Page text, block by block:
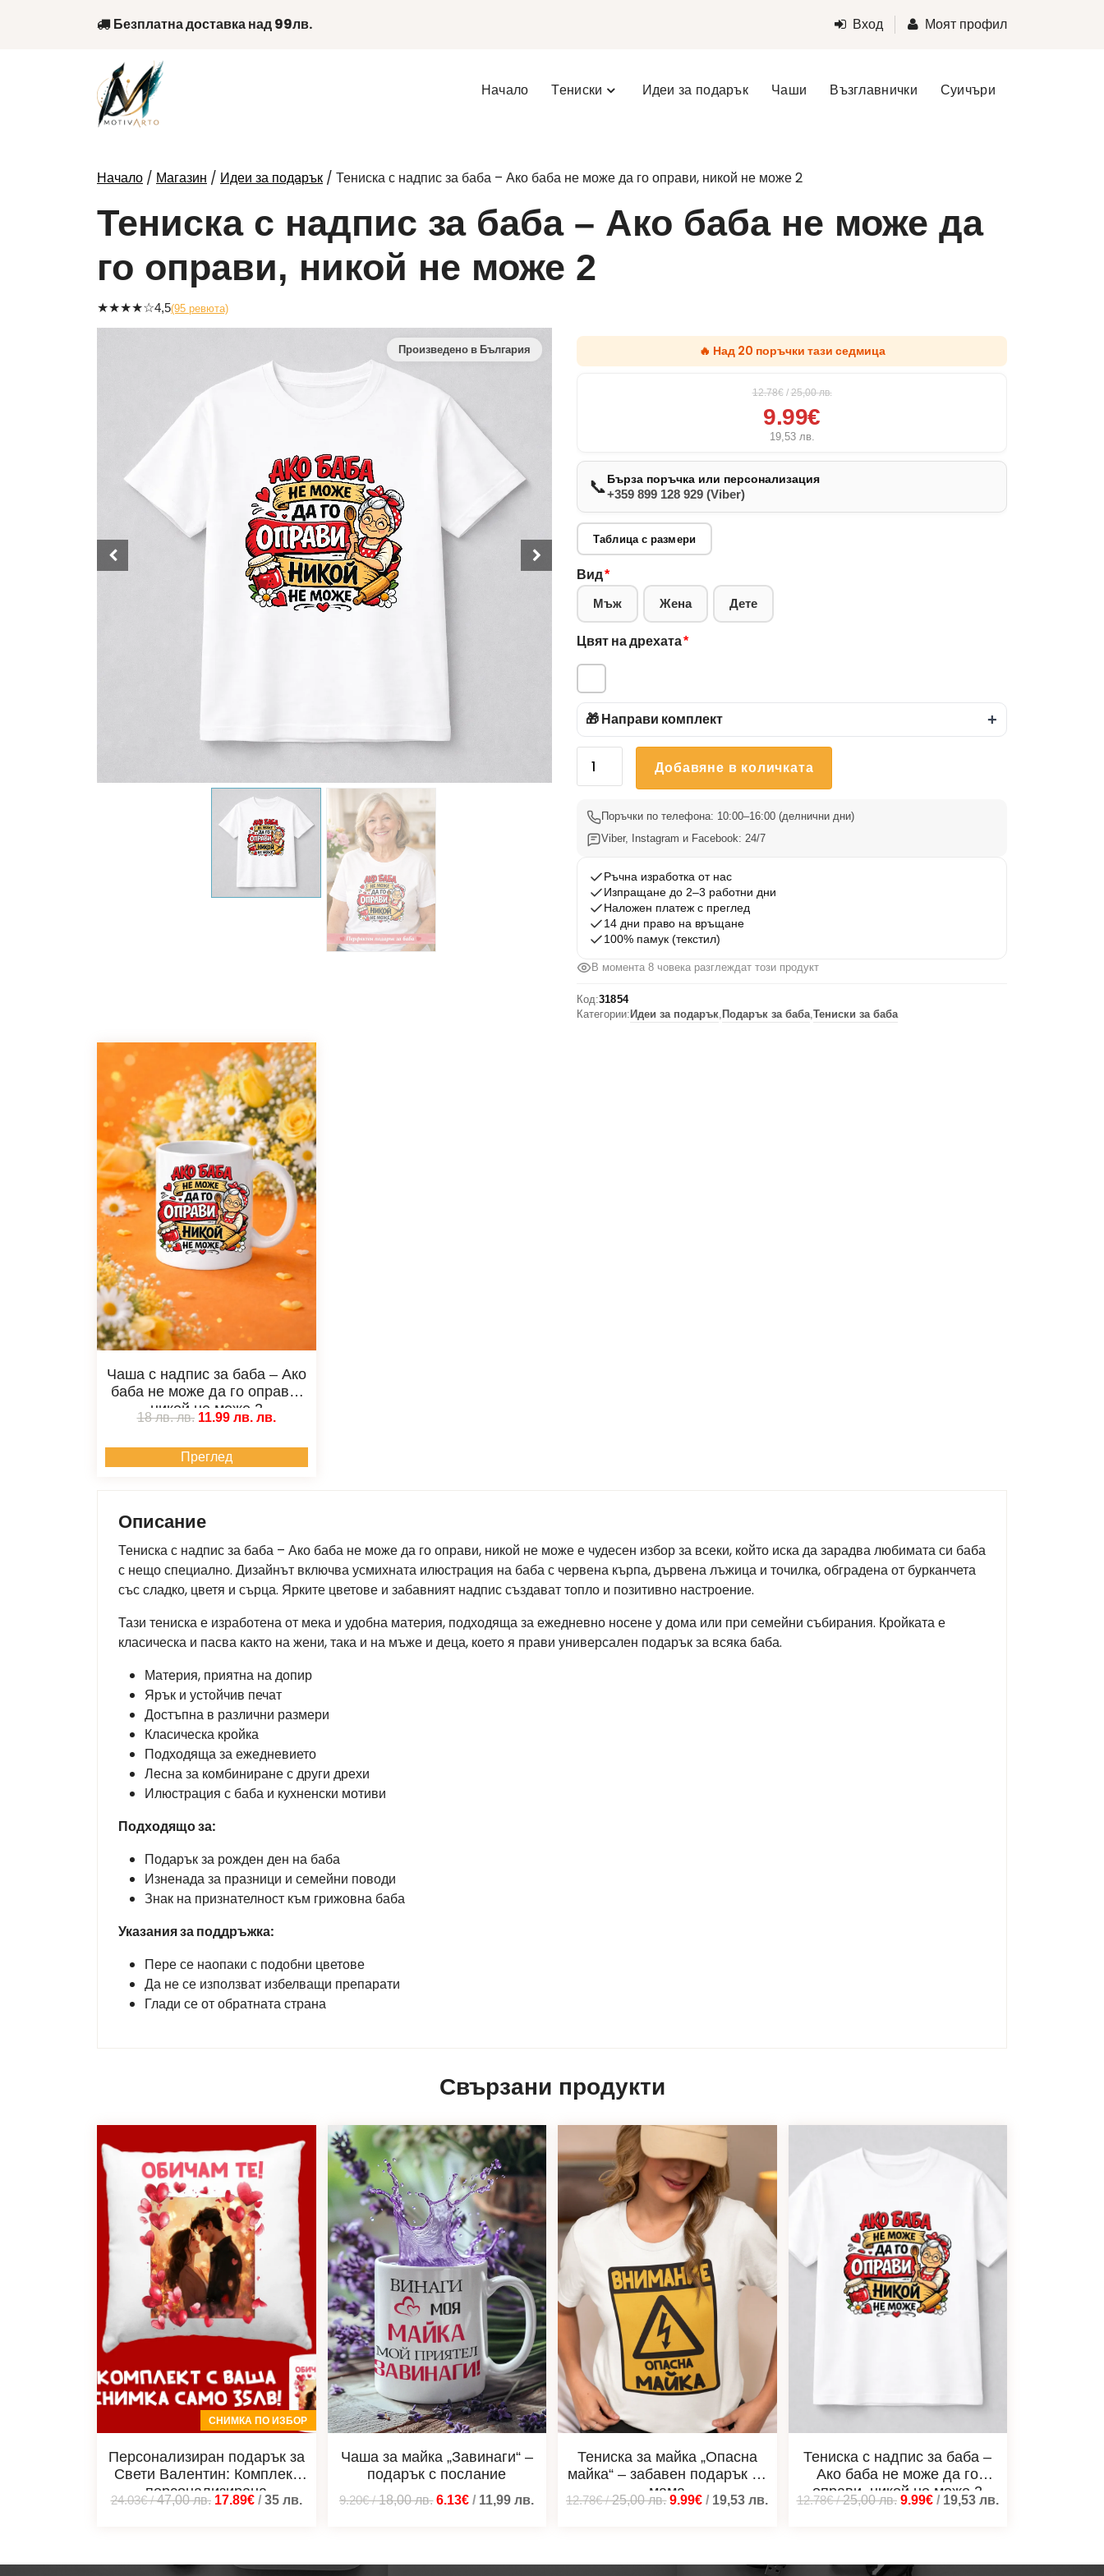
Безплатна доставка над 99лв. Вход Моят профил
Начало Тениски Идеи за подарък Чаши Възглавнички Суичъри
Начало / Магазин / Идеи за подарък / Тениска с надпис за баба – Ако баба не може да го оправи, никой не може 2
Тениска с надпис за баба – Ако баба не може да
го оправи, никой не може 2
★★★★☆4,5(95 ревюта)
🔥 Над 20 поръчки тази седмица
12.78€ / 25,00лв.
9.99€
19,53 лв.
📞Бърза поръчка или персонализация
+359 899 128 929 (Viber)
Таблица с размери
Вид*
Мъж Жена Дете
Цвят на дрехата*
🎁 Направи комплект +
количество
надпис
баба
Ако
баба
може
да
го
Добавяне в количката
Поръчки по телефона: 10:00–16:00 (делнични дни)
Viber, Instagram и Facebook: 24/7
Ръчна изработка от нас
Изпращане до 2–3 работни дни
Наложен платеж с преглед
14 дни право на връщане
100% памук (текстил)
В момента 8 човека разглеждат този продукт
Код:31854
Категории: Идеи за подарък, Подарък за баба,Тениски за баба
Чаша с надпис за баба – Ако
баба не може да го оправи,
никой не може 2
18 лв.лв. 11.99 лв. лв.
Преглед
Описание
Тениска с надпис за баба – Ако баба не може да го оправи, никой не може е чудесен избор за всеки, който иска да зарадва любимата си баба
с нещо специално. Дизайнът включва усмихната илюстрация на баба с червена кърпа, дървена лъжица и точилка, обградена от бурканчета
със сладко, цветя и сърца. Ярките цветове и забавният надпис създават топло и позитивно настроение.
Тази тениска е изработена от мека и удобна материя, подходяща за ежедневно носене у дома или при семейни събирания. Кройката е
класическа и пасва както на жени, така и на мъже и деца, което я прави универсален подарък за всяка баба.
Материя, приятна на допир
Ярък и устойчив печат
Достъпна в различни размери
Класическа кройка
Подходяща за ежедневието
Лесна за комбиниране с други дрехи
Илюстрация с баба и кухненски мотиви
Подходящо за:
Подарък за рожден ден на баба
Изненада за празници и семейни поводи
Знак на признателност към грижовна баба
Указания за поддръжка:
Пере се наопаки с подобни цветове
Да не се използват избелващи препарати
Глади се от обратната страна
Свързани продукти
СНИМКА ПО ИЗБОР
Персонализиран подарък за
Свети Валентин: Комплект
персонализирана
възглавничка и чаша
24.03€/47,00лв. 17.89€/ 35 лв.
Чаша за майка „Завинаги“ –
подарък с послание
9.20€/18,00лв. 6.13€ / 11,99лв.
Тениска за майка „Опасна
майка“ – забавен подарък за
мама
12.78€/25,00лв. 9.99€ / 19,53лв.
Тениска с надпис за баба –
Ако баба не може да го
оправи, никой не може 2
12.78€/25,00лв. 9.99€/ 19,53 лв.